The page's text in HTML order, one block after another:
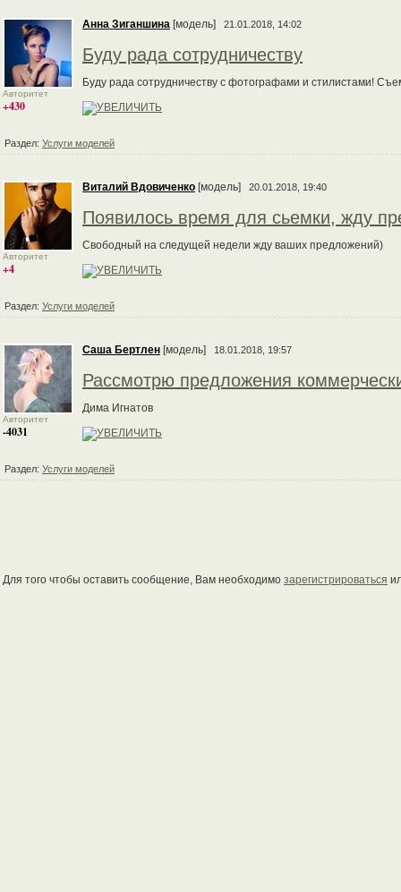
Авторитет
+430
Анна Зиганшина [модель] 21.01.2018, 14:02
Буду рада сотрудничеству
Буду рада сотрудничеству с фотографами и стилистами!
Раздел: Услуги моделей
Авторитет
+4
Виталий Вдовиченко [модель] 20.01.2018, 19:40
Появилось время для сьемки, жду
Свободный на следущей недели жду ваших предложений)
Раздел: Услуги моделей
Авторитет
-4031
Саша Бертлен [модель] 18.01.2018, 19:57
Рассмотрю предложения
Дима Игнатов
Раздел: Услуги моделей
Для того чтобы оставить сообщение, Вам необходимо зарегистрироваться